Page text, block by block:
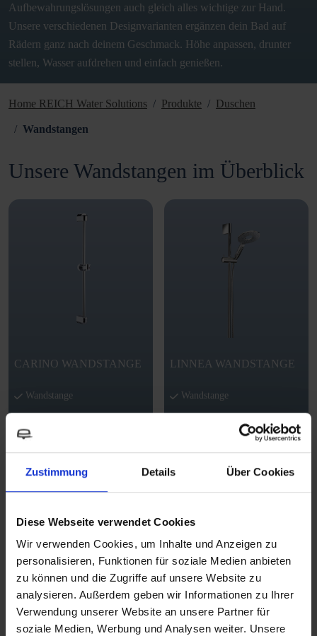
Zustimmung Details Über Cookies
Diese Webseite verwendet Cookies
Wir verwenden Cookies, um Inhalte und Anzeigen zu
personalisieren, Funktionen für soziale Medien anbieten
zu können und die Zugriffe auf unsere Website zu
analysieren. Außerdem geben wir Informationen zu Ihrer
Verwendung unserer Website an unsere Partner für
soziale Medien, Werbung und Analysen weiter. Unsere
Aufbewahrungslösungen auch gleich alles wichtige zur Hand.
Unsere verschiedenen Designvarianten ergänzen dein Bad auf
Rädern ganz nach deinem Geschmack. Höhe anpassen, drunter
stellen, Wasser aufdrehen und einfach genießen.
Home REICH Water Solutions Produkte Duschen
Wandstangen
Unsere Wandstangen im Überblick
CARINO WANDSTANGE
Wandstange
Artikelnummer: 906800
LINNEA WANDSTANGE
Wandstange
Artikelnummer: 540-5550